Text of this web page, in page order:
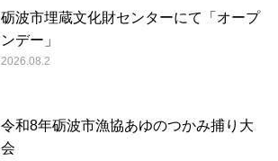
砺波市埋蔵文化財センターにて「オープ
ンデー」
2026.08.2
令和8年砺波市漁協あゆのつかみ捕り大
会